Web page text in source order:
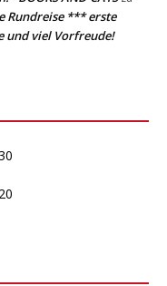
Rundreise *** erste
und viel Vorfreude!